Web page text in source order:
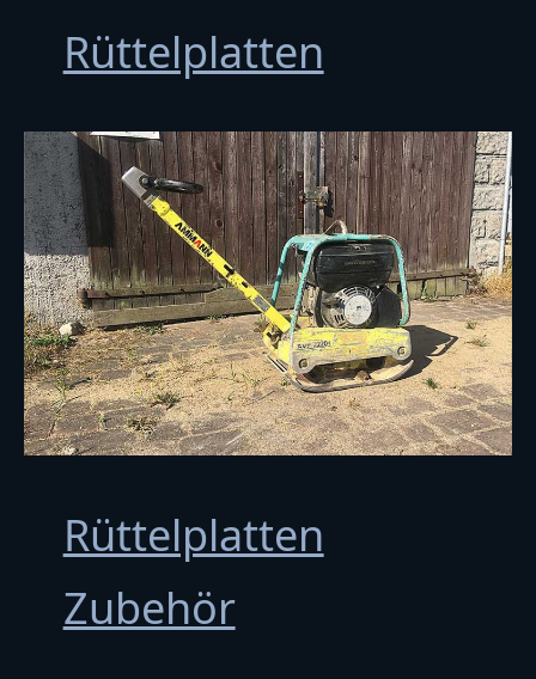
Rüttelplatten
Rüttelplatten
Zubehör